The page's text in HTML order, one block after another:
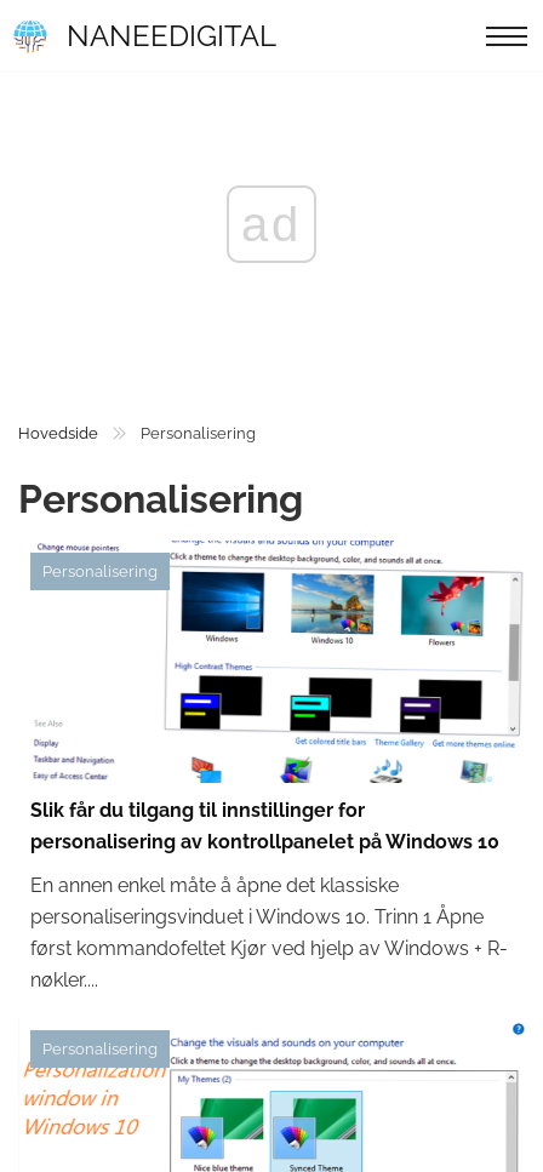
NANEEDIGITAL
ad
Hovedside Personalisering
Personalisering
Personalisering
Slik får du tilgang til innstillinger for
personalisering av kontrollpanelet på Windows 10
En annen enkel måte å åpne det klassiske
personaliseringsvinduet i Windows 10. Trinn 1 Åpne
først kommandofeltet Kjør ved hjelp av Windows + R-
nøkler....
Personalisering